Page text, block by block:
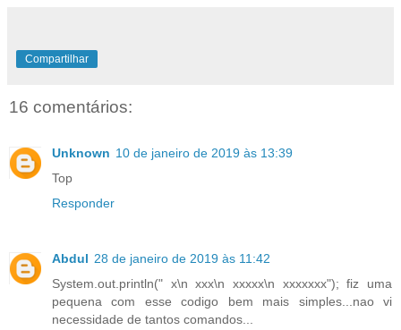
Compartilhar
16 comentários:
Unknown 10 de janeiro de 2019 às 13:39
Top
Responder
Abdul 28 de janeiro de 2019 às 11:42
System.out.println(" x\n xxx\n xxxxx\n xxxxxxx"); fiz uma
pequena com esse codigo bem mais simples...nao vi
necessidade de tantos comandos...